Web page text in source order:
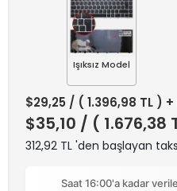
Işıksız Model
$29,25 / ( 1.396,98 TL )
$35,10 / ( 1.676,38
312,92 TL 'den başlayan
Saat 16:00'a kadar